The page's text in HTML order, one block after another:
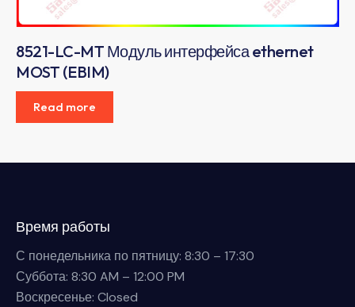
8521-LC-MT Модуль интерфейса ethernet
MOST (EBIM)
Read more
Время работы
С понедельника по пятницу: 8:30 – 17:30
Суббота: 8:30 AM – 12:00 PM
Воскресенье: Closed